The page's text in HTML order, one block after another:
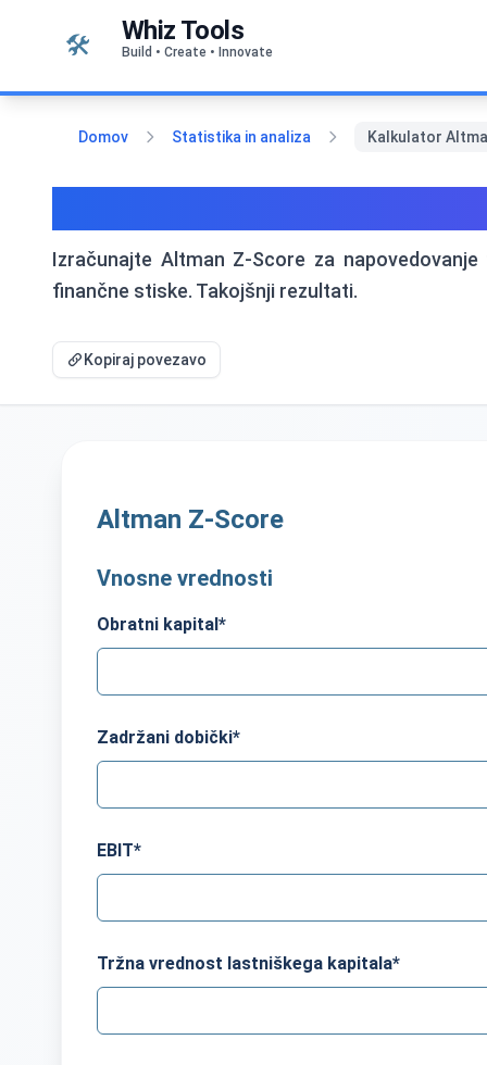
🛠️ Whiz Tools
Build • Create • Innovate
Domov Statistika in analiza Kalkulator
Izračunajte Altman Z-Score za
finančne stiske. Takojšnji rezultati.
Kopiraj povezavo
Altman Z-Score
Vnosne vrednosti
Obratni kapital*
Zadržani dobički*
EBIT*
Tržna vrednost lastniškega kapitala*